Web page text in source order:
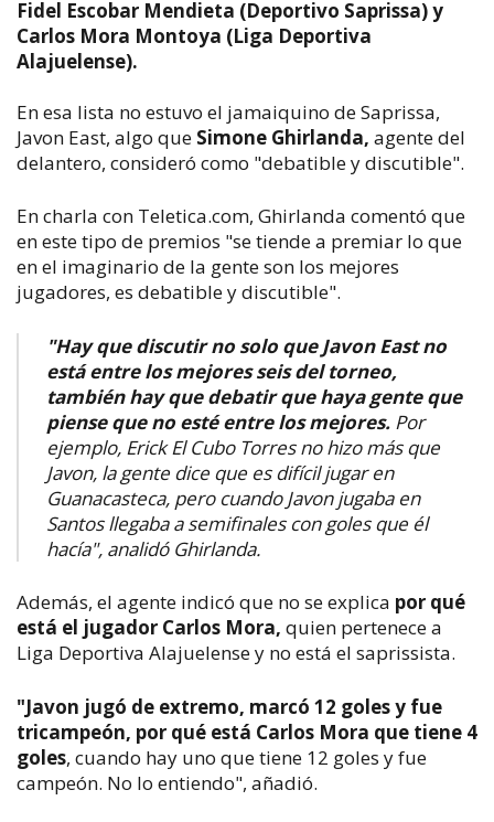
Fidel Escobar Mendieta (Deportivo Saprissa) y
Carlos Mora Montoya (Liga Deportiva
Alajuelense).
En esa lista no estuvo el jamaiquino de Saprissa,
Javon East, algo que Simone Ghirlanda, agente del
delantero, consideró como "debatible y discutible".
En charla con Teletica.com, Ghirlanda comentó que
en este tipo de premios "se tiende a premiar lo que
en el imaginario de la gente son los mejores
jugadores, es debatible y discutible".
"Hay que discutir no solo que Javon East no
está entre los mejores seis del torneo,
también hay que debatir que haya gente que
piense que no esté entre los mejores. Por
ejemplo, Erick El Cubo Torres no hizo más que
Javon, la gente dice que es difícil jugar en
Guanacasteca, pero cuando Javon jugaba en
Santos llegaba a semifinales con goles que él
hacía", analidó Ghirlanda.
Además, el agente indicó que no se explica por qué
está el jugador Carlos Mora, quien pertenece a
Liga Deportiva Alajuelense y no está el saprissista.
"Javon jugó de extremo, marcó 12 goles y fue
tricampeón, por qué está Carlos Mora que tiene 4
goles, cuando hay uno que tiene 12 goles y fue
campeón. No lo entiendo", añadió.